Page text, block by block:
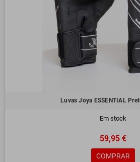
Luvas Joya ESSENTIAL
Em stock
59,95 €
COMPRAR